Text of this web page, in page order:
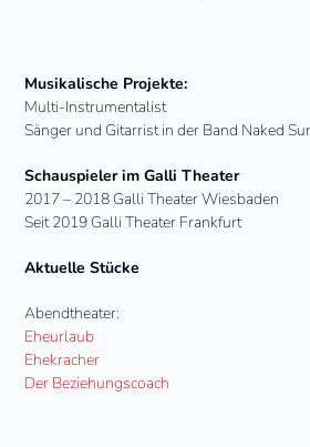
Musikalische Projekte:
Multi-Instrumentalist
Sänger und Gitarrist in der Band Naked
Schauspieler im Galli Theater
2017 – 2018 Galli Theater Wiesbaden
Seit 2019 Galli Theater Frankfurt
Aktuelle Stücke
Abendtheater:
Eheurlaub
Ehekracher
Der Beziehungscoach